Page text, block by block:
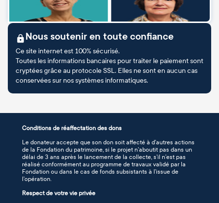
Nous soutenir en toute confiance
Ce site internet est 100% sécurisé.
Toutes les informations bancaires pour traiter le paiement sont
cryptées grâce au protocole SSL. Elles ne sont en aucun cas
conservées sur nos systèmes informatiques.
Conditions de réaffectation des dons
Le donateur accepte que son don soit affecté à d’autres actions
de la Fondation du patrimoine, si le projet n’aboutit pas dans un
délai de 3 ans après le lancement de la collecte, s’il n’est pas
réalisé conformément au programme de travaux validé par la
Fondation ou dans le cas de fonds subsistants à l’issue de
l’opération.
Respect de votre vie privée